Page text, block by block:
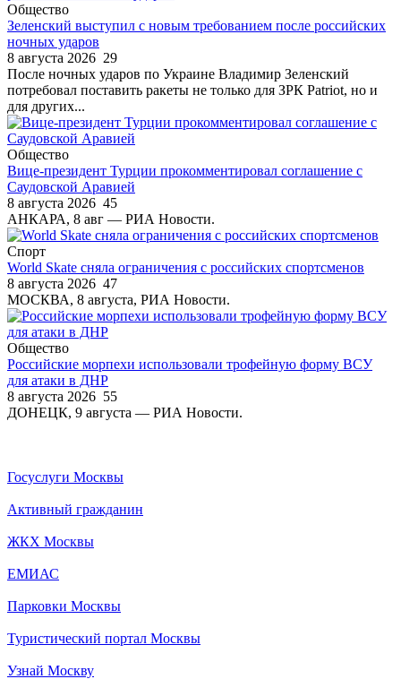
Общество
Зеленский выступил с новым требованием после российских
ночных ударов
8 августа 2026 29
После ночных ударов по Украине Владимир Зеленский
потребовал поставить ракеты не только для ЗРК Patriot, но и
для других...
Общество
Вице-президент Турции прокомментировал соглашение с
Саудовской Аравией
8 августа 2026 45
АНКАРА, 8 авг — РИА Новости.
Спорт
World Skate сняла ограничения с российских спортсменов
8 августа 2026 47
МОСКВА, 8 августа, РИА Новости.
Общество
Российские морпехи использовали трофейную форму ВСУ
для атаки в ДНР
8 августа 2026 55
ДОНЕЦК, 9 августа — РИА Новости.
Госуслуги Москвы
Активный гражданин
ЖКХ Москвы
ЕМИАС
Парковки Москвы
Туристический портал Москвы
Узнай Москву